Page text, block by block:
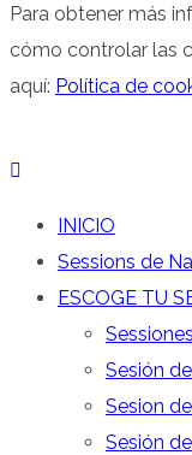
Para obtener más
cómo controlar las
aquí: Política de
INICIO
Sessions de
ESCOGE TU
Sesión
Sesion
Sesión